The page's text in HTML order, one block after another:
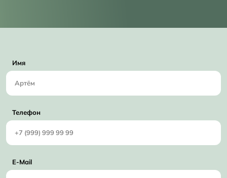
Имя
Телефон
E-Mail